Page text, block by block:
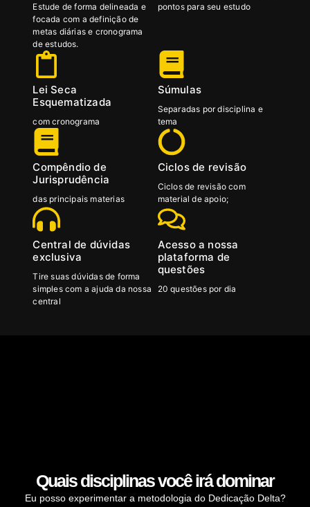
Estude de forma delineada e
focada com a definição de
metas diárias e cronograma
de estudos.
pontos para seu estudo
Lei Seca
Esquematizada
com cronograma
Súmulas
Separadas por disciplina e
tema
Compêndio de
Jurisprudência
das principais materias
Ciclos de revisão
Ciclos de revisão com
material de apoio;
Central de dúvidas
exclusiva
Tire suas dúvidas de forma
simples com a ajuda da nossa
central
Acesso a nossa
plataforma de
questões
20 questões por dia
Quais disciplinas você irá dominar
Eu posso experimentar a metodologia do Dedicação Delta?